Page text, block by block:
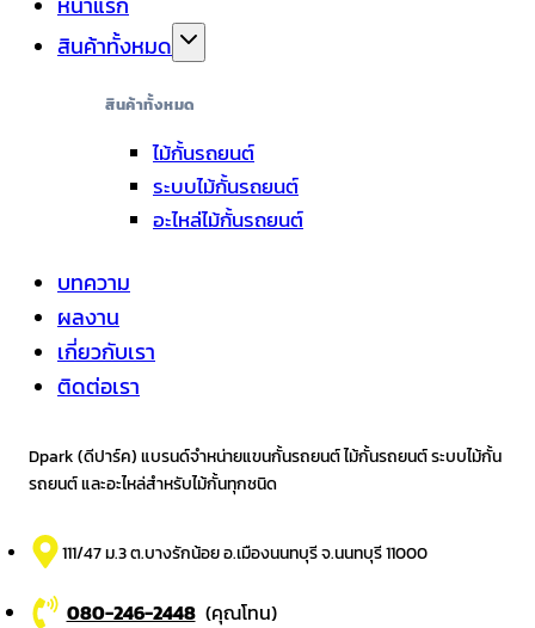
สินค้าทั้งหมด
สินค้าทั้งหมด
ไม้กั้นรถยนต์
ระบบไม้กั้นรถยนต์
อะไหล่ไม้กั้นรถยนต์
บทความ
ผลงาน
เกี่ยวกับเรา
ติดต่อเรา
Dpark (ดีปาร์ค) แบรนด์จำหน่ายแขนกั้นรถยนต์ ไม้กั้นรถยนต์ ระบบไม้กั้น
รถยนต์ และอะไหล่สำหรับไม้กั้นทุกชนิด
111/47 ม.3 ต.บางรักน้อย อ.เมืองนนทบุรี จ.นนทบุรี 11000
080-246-2448 (คุณโทน)